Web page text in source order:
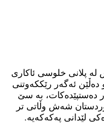
له‌ پلانى خلوسى ئاكارى
ئه‌گه‌ر رێككه‌وتنى
ده‌ستپێده‌كات، به‌ سێ
شه‌ش وڵاتى تر
لێدانى په‌كه‌كه‌یه‌.